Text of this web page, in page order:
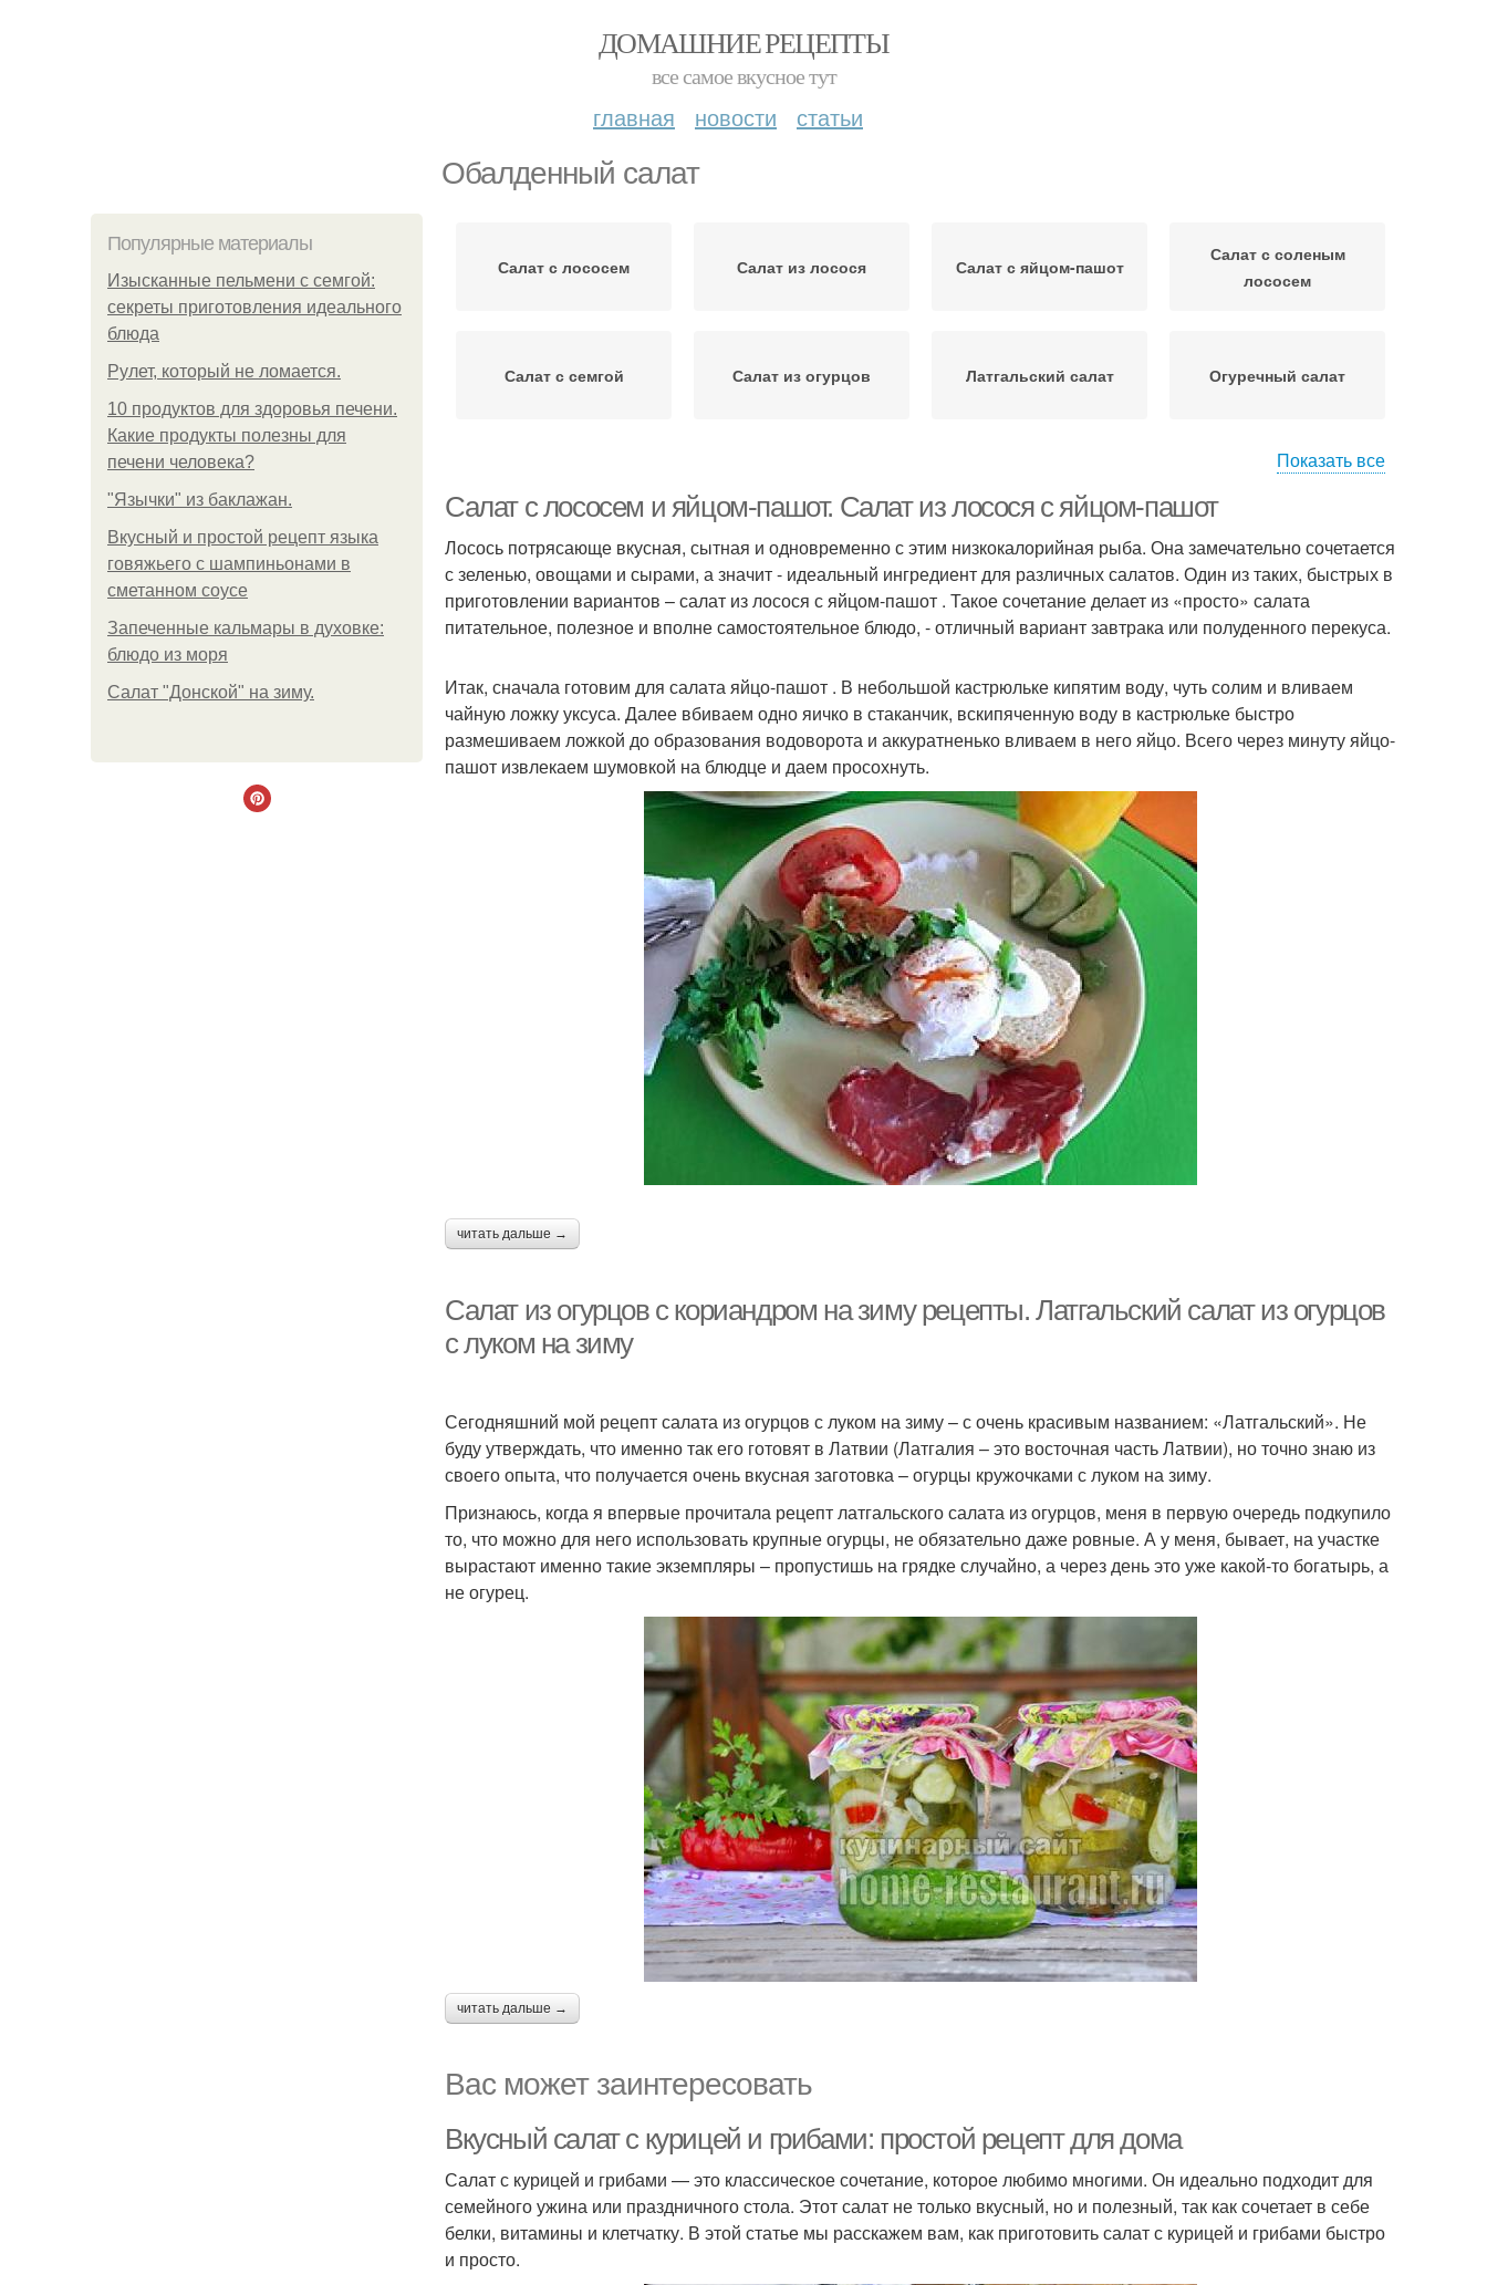
ДОМАШНИЕ РЕЦЕПТЫ
все самое вкусное тут
главная новости статьи
Обалденный салат
Популярные материалы
Изысканные пельмени с семгой:
секреты приготовления идеального
блюда
Рулет, который не ломается.
10 продуктов для здоровья печени.
Какие продукты полезны для
печени человека?
"Язычки" из баклажан.
Вкусный и простой рецепт языка
говяжьего с шампиньонами в
сметанном соусе
Запеченные кальмары в духовке:
блюдо из моря
Салат "Донской" на зиму.
Салат с лососем Салат из лосося Салат с яйцом-пашот
Салат с соленым
лососем
Салат с семгой Салат из огурцов Латгальский салат Огуречный салат
огурцов
огурцов
Показать все
Салат с лососем и яйцом-пашот. Салат из лосося с яйцом-пашот
Лосось потрясающе вкусная, сытная и одновременно с этим низкокалорийная рыба. Она замечательно сочетается
с зеленью, овощами и сырами, а значит - идеальный ингредиент для различных салатов. Один из таких, быстрых в
приготовлении вариантов – салат из лосося с яйцом-пашот . Такое сочетание делает из «просто» салата
питательное, полезное и вполне самостоятельное блюдо, - отличный вариант завтрака или полуденного перекуса.
Итак, сначала готовим для салата яйцо-пашот . В небольшой кастрюльке кипятим воду, чуть солим и вливаем
чайную ложку уксуса. Далее вбиваем одно яичко в стаканчик, вскипяченную воду в кастрюльке быстро
размешиваем ложкой до образования водоворота и аккуратненько вливаем в него яйцо. Всего через минуту яйцо-
пашот извлекаем шумовкой на блюдце и даем просохнуть.
читать дальше →
Салат из огурцов с кориандром на зиму рецепты. Латгальский салат из огурцов
с луком на зиму
Сегодняшний мой рецепт салата из огурцов с луком на зиму – с очень красивым названием: «Латгальский». Не
буду утверждать, что именно так его готовят в Латвии (Латгалия – это восточная часть Латвии), но точно знаю из
своего опыта, что получается очень вкусная заготовка – огурцы кружочками с луком на зиму.
Признаюсь, когда я впервые прочитала рецепт латгальского салата из огурцов, меня в первую очередь подкупило
то, что можно для него использовать крупные огурцы, не обязательно даже ровные. А у меня, бывает, на участке
вырастают именно такие экземпляры – пропустишь на грядке случайно, а через день это уже какой-то богатырь, а
не огурец.
читать дальше →
Вас может заинтересовать
Вкусный салат с курицей и грибами: простой рецепт для дома
Салат с курицей и грибами — это классическое сочетание, которое любимо многими. Он идеально подходит для
семейного ужина или праздничного стола. Этот салат не только вкусный, но и полезный, так как сочетает в себе
белки, витамины и клетчатку. В этой статье мы расскажем вам, как приготовить салат с курицей и грибами быстро
и просто.